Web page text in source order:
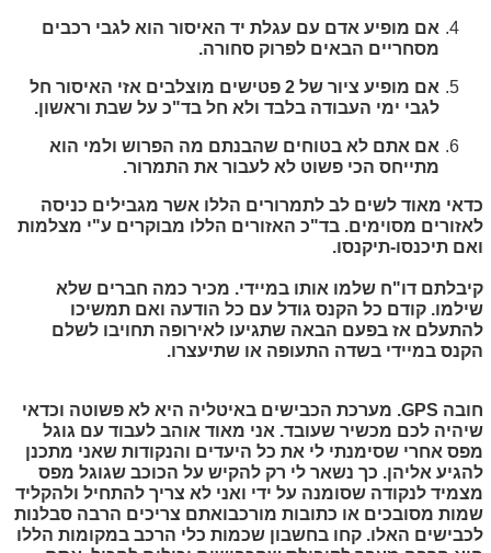
אם מופיע אדם עם עגלת יד האיסור הוא לגבי רכבים
מסחריים הבאים לפרוק סחורה.
אם מופיע ציור של 2 פטישים מוצלבים אזי האיסור חל
לגבי ימי העבודה בלבד ולא חל בד"כ על שבת וראשון.
אם אתם לא בטוחים שהבנתם מה הפרוש ולמי הוא
מתייחס הכי פשוט לא לעבור את התמרור.
כדאי מאוד לשים לב לתמרורים הללו אשר מגבילים כניסה
לאזורים מסוימים. בד"כ האזורים הללו מבוקרים ע"י מצלמות
ואם תיכנסו-תיקנסו.
קיבלתם דו"ח שלמו אותו במיידי. מכיר כמה חברים שלא
שילמו. קודם כל הקנס גודל עם כל הודעה ואם תמשיכו
להתעלם אז בפעם הבאה שתגיעו לאירופה תחויבו לשלם
הקנס במיידי בשדה התעופה או שתיעצרו.
חובה GPS
. מערכת הכבישים באיטליה היא לא פשוטה וכדאי
שיהיה לכם מכשיר שעובד. אני מאוד אוהב לעבוד עם גוגל
מפס אחרי שסימנתי לי את כל היעדים והנקודות שאני מתכנן
להגיע אליהן. כך נשאר לי רק להקיש על הכוכב שגוגל מפס
מצמיד לנקודה שסומנה על ידי ואני לא צריך להתחיל ולהקליד
שמות מסובכים או כתובות מורכבואתם צריכים הרבה סבלנות
לכבישים האלו. קחו בחשבון שכמות כלי הרכב במקומות הללו